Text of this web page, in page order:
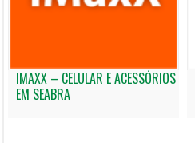
IMAXX – CELULAR E ACESSÓRIOS
EM SEABRA